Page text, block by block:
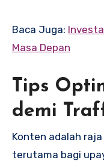
Baca Juga:
Masa Depan
Tips
demi
Konten adalah
terutama bagi